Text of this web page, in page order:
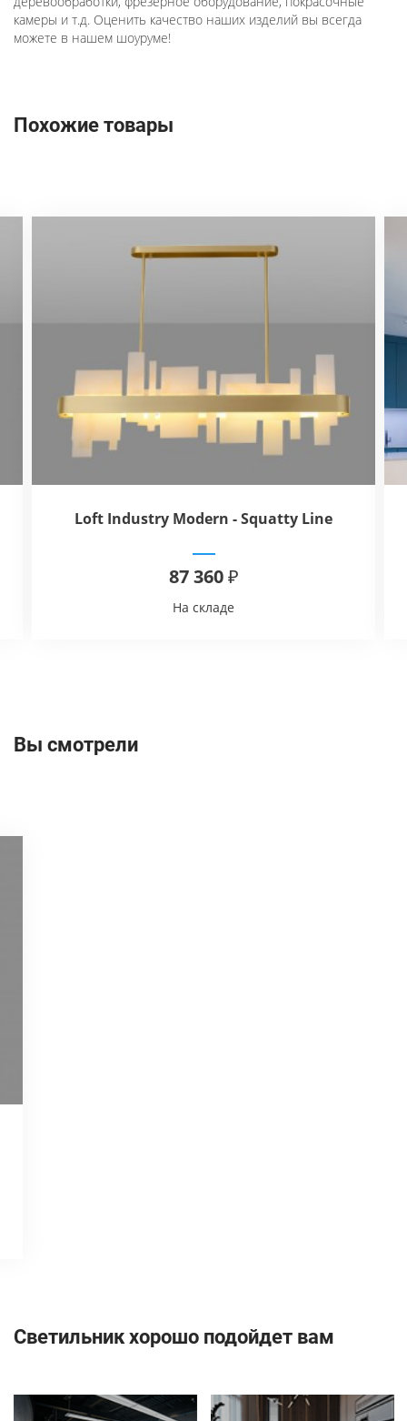
камеры и т.д. Оценить качество наших изделий вы всегда
можете в нашем шоуруме!
Похожие товары
Loft Industry Modern - Squatty Line
87 360 ₽
На складе
Вы смотрели
Светильник хорошо подойдет вам